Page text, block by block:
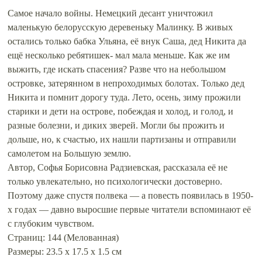
Самое начало войны. Немецкий десант уничтожил
маленькую белорусскую деревеньку Малинку. В живых
остались только бабка Ульяна, её внук Саша, дед Никита да
ещё несколько ребятишек- мал мала меньше. Как же им
выжить, где искать спасения? Разве что на небольшом
островке, затерянном в непроходимых болотах. Только дед
Никита и помнит дорогу туда. Лето, осень, зиму прожили
старики и дети на острове, побеждая и холод, и голод, и
разные болезни, и диких зверей. Могли бы прожить и
дольше, но, к счастью, их нашли партизаны и отправили
самолетом на Большую землю.
Автор, Софья Борисовна Радзиевская, рассказала её не
только увлекательно, но психологически достоверно.
Поэтому даже спустя полвека — а повесть появилась в 1950-
х годах — давно выросшие первые читатели вспоминают её
с глубоким чувством.
Страниц: 144 (Мелованная)
Размеры: 23.5 x 17.5 x 1.5 см